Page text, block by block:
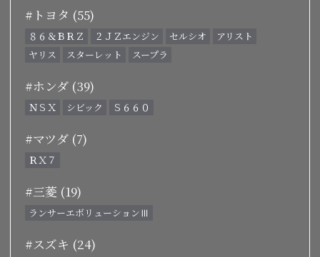
#トヨタ (55)
８６＆ＢＲＺ ２ＪＺエンジン セルシオ
アリスト
ヤリス
スターレット スープラ
#ホンダ (39)
ＮＳＸ シビック Ｓ６６０
#マツダ (7)
ＲＸ７
#三菱 (19)
ランサーエボリューションⅢ
#スズキ (24)